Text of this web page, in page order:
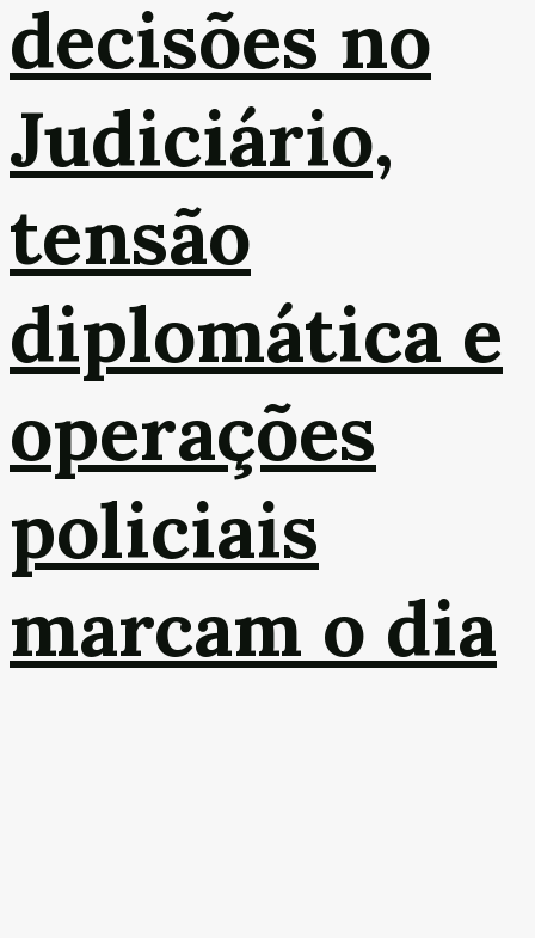
decisões no
Judiciário,
tensão
diplomática e
operações
policiais
marcam o dia